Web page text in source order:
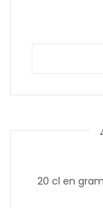
20 cl en